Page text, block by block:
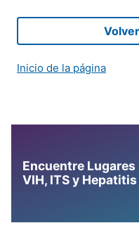
Inicio de la página
Encuentre Lugares
VIH, ITS y